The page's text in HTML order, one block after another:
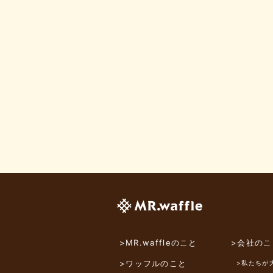
>MR.waffleのこと
>ワッフルのこと
>会社のこ
>私たちが